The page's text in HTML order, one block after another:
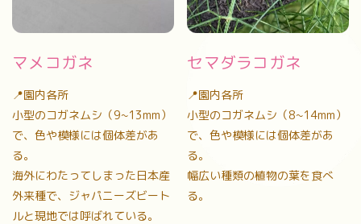
マメコガネ
📍園内各所
小型のコガネムシ（9~13mm）
で、色や模様には個体差があ
る。
海外にわたってしまった日本産
外来種で、ジャパニーズビート
ルと現地では呼ばれている。
セマダラコガネ
📍園内各所
小型のコガネムシ（8~14mm）
で、色や模様には個体差があ
る。
幅広い種類の植物の葉を食べ
る。